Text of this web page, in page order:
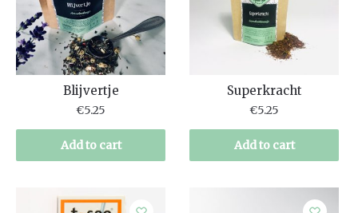
Blijvertje
€5.25
Add to cart
Superkracht
€5.25
Add to cart